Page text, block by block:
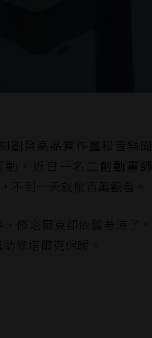
劃與高品質作畫和音樂聞
。近日一名 二創動畫師
不到一天就掀百萬觀看。
修塔爾克卻依舊著涼了。
修塔爾克保暖。